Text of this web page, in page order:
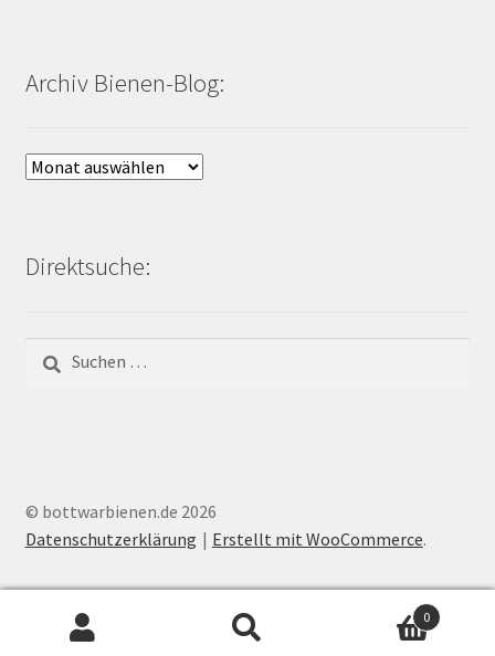
Archiv Bienen-Blog:
Archiv
Direktsuche:
nach:
© bottwarbienen.de 2026
Datenschutzerklärung
Erstellt mit WooCommerce.
0